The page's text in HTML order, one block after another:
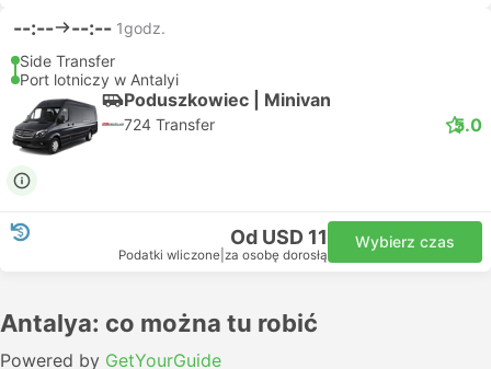
--:-- --:-- 1godz.
Side Transfer
Port lotniczy w Antalyi
Poduszkowiec | Minivan
724 Transfer 5.0
Od USD 11
Podatki wliczone za osobę dorosłą
Wybierz czas
Antalya: co można tu robić
Powered by GetYourGuide